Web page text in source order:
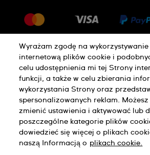
Zwroty i reklamacje
Warunki sprzedaży
Odstąp od umowy
Praca
Polityka Prywatności
Regulamin Sklepu
Wyrażam zgodę na
internetową plików cookie i
celu udostępnienia mi tej Strony
funkcji, a także w celu zbierania
wykorzystania Strony oraz
spersonalizowanych reklam.
zmienić ustawienia i aktywować lub
poszczególne kategorie plików
dowiedzieć się więcej o plikach
naszą Informacją o plikach cookie.